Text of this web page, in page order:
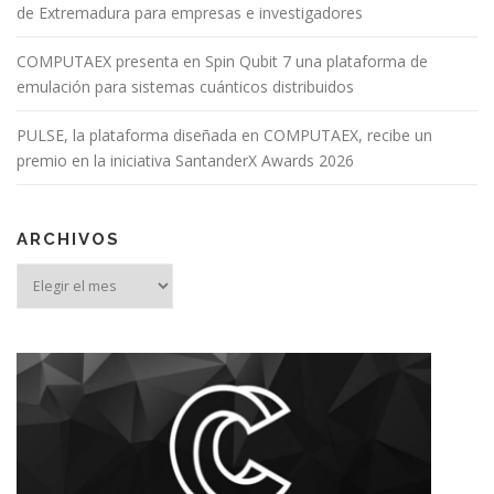
de Extremadura para empresas e investigadores
COMPUTAEX presenta en Spin Qubit 7 una plataforma de
emulación para sistemas cuánticos distribuidos
PULSE, la plataforma diseñada en COMPUTAEX, recibe un
premio en la iniciativa SantanderX Awards 2026
ARCHIVOS